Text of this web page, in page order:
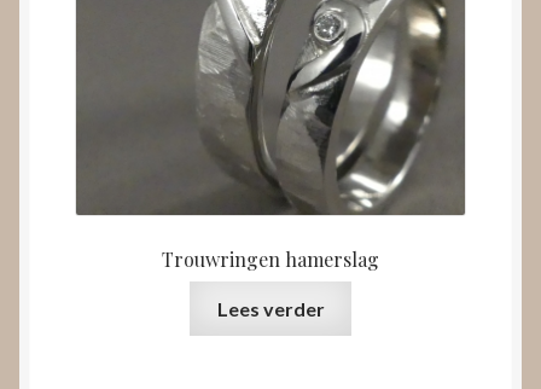
Trouwringen hamerslag
Lees verder